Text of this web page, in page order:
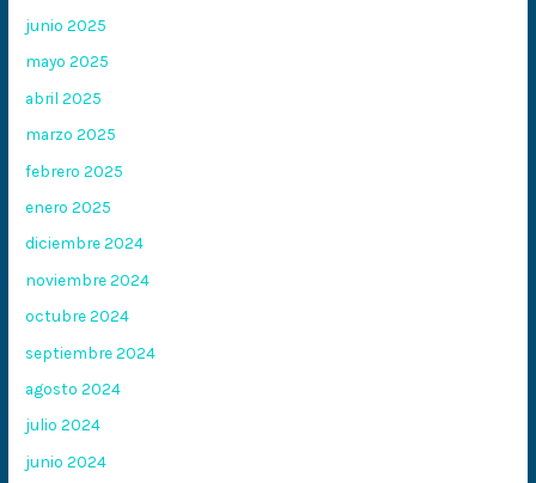
junio 2025
mayo 2025
abril 2025
marzo 2025
febrero 2025
enero 2025
diciembre 2024
noviembre 2024
octubre 2024
septiembre 2024
agosto 2024
julio 2024
junio 2024